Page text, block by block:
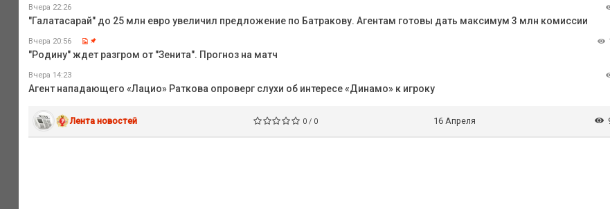
Вчера 22:26
"Галатасарай" до 25 млн евро увеличил предложение по Батракову. Агентам готовы дать максимум 3 млн комиссии
Вчера 20:56
"Родину" ждет разгром от "Зенита". Прогноз на матч
Вчера 14:23
Агент нападающего «Лацио» Раткова опроверг слухи об интересе «Динамо» к игроку
Лента новостей 0 / 0 16 Апреля